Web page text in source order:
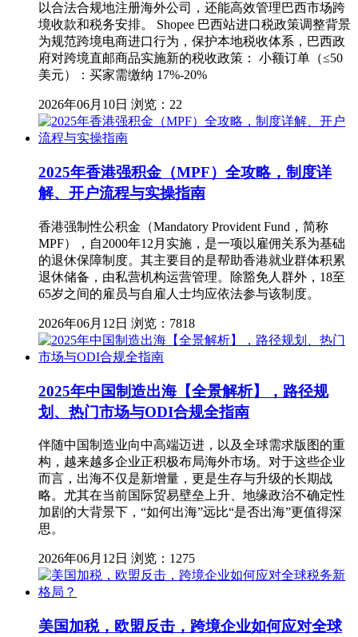
以合法合规地注册海外公司，还能高效管理巴西市场跨
境收款和税务安排。 Shopee 巴西站进口税政策调整背景
为规范跨境电商进口行为，保护本地税收体系，巴西政
府对跨境直邮商品实施新的税收政策： 小额订单（≤50
美元）：买家需缴纳 17%-20%
2026年06月10日 浏览：22
2025年香港强积金（MPF）全攻略，制度详
解、开户流程与实操指南
香港强制性公积金（Mandatory Provident Fund，简称
MPF），自2000年12月实施，是一项以雇佣关系为基础
的退休保障制度。其主要目的是帮助香港就业群体积累
退休储备，由私营机构运营管理。除豁免人群外，18至
65岁之间的雇员与自雇人士均应依法参与该制度。
2026年06月12日 浏览：7818
2025年中国制造出海【全景解析】，路径规
划、热门市场与ODI合规全指南
伴随中国制造业向中高端迈进，以及全球需求版图的重
构，越来越多企业正积极布局海外市场。对于这些企业
而言，出海不仅是新增量，更是生存与升级的长期战
略。尤其在当前国际贸易壁垒上升、地缘政治不确定性
加剧的大背景下，“如何出海”远比“是否出海”更值得深
思。
2026年06月12日 浏览：1275
美国加税，欧盟反击，跨境企业如何应对全球